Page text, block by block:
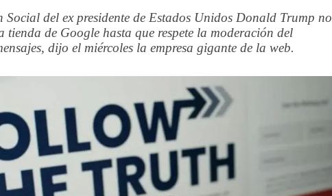
Social del ex presidente de Estados Unidos Donald Trump no
tienda de Google hasta que respete la moderación del
dijo el miércoles la empresa gigante de la web.